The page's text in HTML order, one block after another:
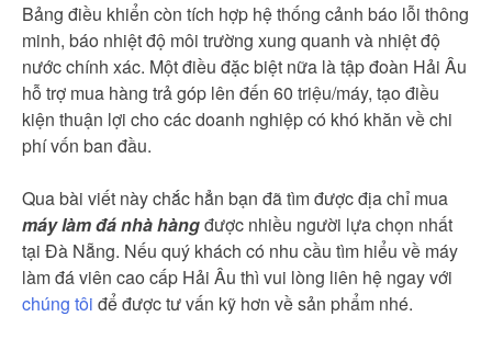
Bảng điều khiển còn tích hợp hệ thống cảnh báo lỗi thông
minh, báo nhiệt độ môi trường xung quanh và nhiệt độ
nước chính xác. Một điều đặc biệt nữa là tập đoàn Hải Âu
hỗ trợ mua hàng trả góp lên đến 60 triệu/máy, tạo điều
kiện thuận lợi cho các doanh nghiệp có khó khăn về chi
phí vốn ban đầu.
Qua bài viết này chắc hẳn bạn đã tìm được địa chỉ mua
máy làm đá nhà hàngđược nhiều người lựa chọn nhất
tại Đà Nẵng. Nếu quý khách có nhu cầu tìm hiểu về máy
làm đá viên cao cấp Hải Âu thì vui lòng liên hệ ngay với
chúng tôi để được tư vấn kỹ hơn về sản phẩm nhé.